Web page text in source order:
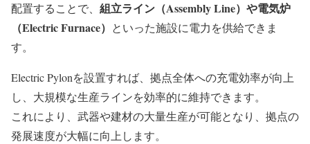
配置することで、 組立ライン（Assembly Line）や電気炉
（Electric Furnace） といった施設に電力を供給できま
す。
Electric Pylonを設置すれば、拠点全体への充電効率が向上
し、大規模な生産ラインを効率的に維持できます。
これにより、武器や建材の大量生産が可能となり、拠点の
発展速度が大幅に向上します。